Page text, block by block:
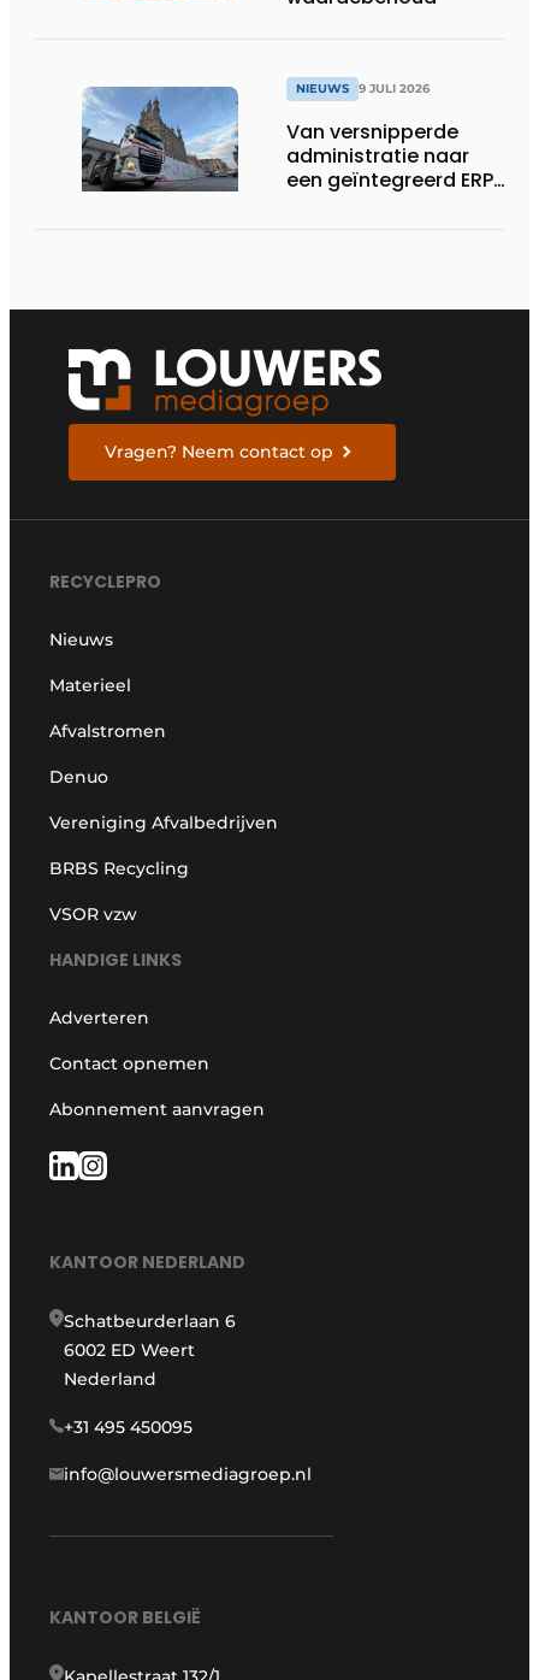
NIEUWS 9 JULI 2026
Van versnipperde
administratie naar
een geïntegreerd ERP-
Vragen? Neem contact op
RECYCLEPRO
Nieuws
Materieel
Afvalstromen
Denuo
Vereniging Afvalbedrijven
BRBS Recycling
VSOR vzw
HANDIGE LINKS
Adverteren
Contact opnemen
Abonnement aanvragen
KANTOOR NEDERLAND
Schatbeurderlaan 6
6002 ED Weert
Nederland
+31 495 450095
info@louwersmediagroep.nl
KANTOOR BELGIË